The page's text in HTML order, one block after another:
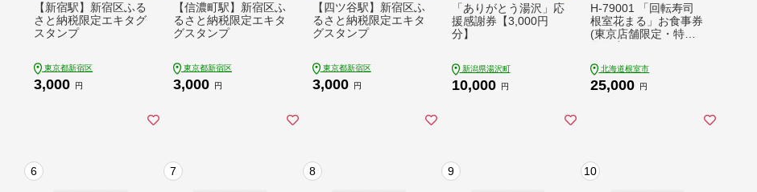
【新宿駅】新宿区ふる
さと納税限定エキタグ
スタンプ
東京都新宿区
3,000 円
【信濃町駅】新宿区ふ
るさと納税限定エキタ
グスタンプ
東京都新宿区
3,000 円
【四ツ谷駅】新宿区ふ
るさと納税限定エキタ
グスタンプ
東京都新宿区
3,000 円
「ありがとう湯沢」応
援感謝券【3,000円
分】
新潟県湯沢町
10,000 円
H-79001 「回転寿司
根室花まる」お食事券
(東京店舗限定・特別
北海道根室市
25,000 円
6 7 8 9 10